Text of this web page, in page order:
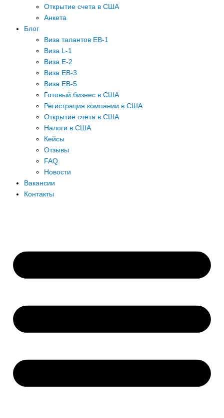
Открытие счета в США
Анкета
Блог
Виза талантов EB-1
Виза L-1
Виза E-2
Виза EB-3
Виза EB-5
Готовый бизнес в США
Регистрация компании в США
Открытие счета в США
Налоги в США
Кейсы
Отзывы
FAQ
Новости
Вакансии
Контакты